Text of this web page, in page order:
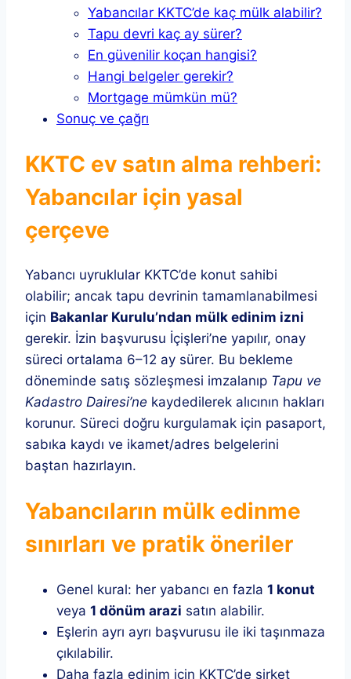
Yabancılar KKTC’de kaç mülk alabilir?
Tapu devri kaç ay sürer?
En güvenilir koçan hangisi?
Hangi belgeler gerekir?
Mortgage mümkün mü?
Sonuç ve çağrı
KKTC ev satın alma rehberi:
Yabancılar için yasal
çerçeve
Yabancı uyruklular KKTC’de konut sahibi
olabilir; ancak tapu devrinin tamamlanabilmesi
için Bakanlar Kurulu’ndan mülk edinim izni
gerekir. İzin başvurusu İçişleri’ne yapılır, onay
süreci ortalama 6–12 ay sürer. Bu bekleme
döneminde satış sözleşmesi imzalanıp Tapu ve
Kadastro Dairesi’ne kaydedilerek alıcının hakları
korunur. Süreci doğru kurgulamak için pasaport,
sabıka kaydı ve ikamet/adres belgelerini
baştan hazırlayın.
Yabancıların mülk edinme
sınırları ve pratik öneriler
Genel kural: her yabancı en fazla 1 konut
veya 1 dönüm arazi satın alabilir.
Eşlerin ayrı ayrı başvurusu ile iki taşınmaza
çıkılabilir.
Daha fazla edinim için KKTC’de şirket